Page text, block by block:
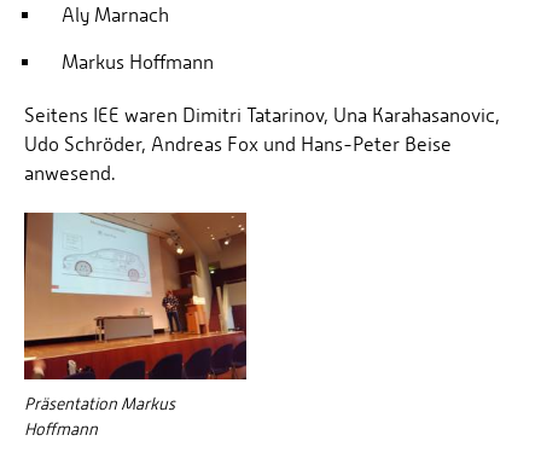
Aly Marnach
Markus Hoffmann
Seitens IEE waren Dimitri Tatarinov, Una Karahasanovic,
Udo Schröder, Andreas Fox und Hans-Peter Beise
anwesend.
Präsentation Markus
Hoffmann